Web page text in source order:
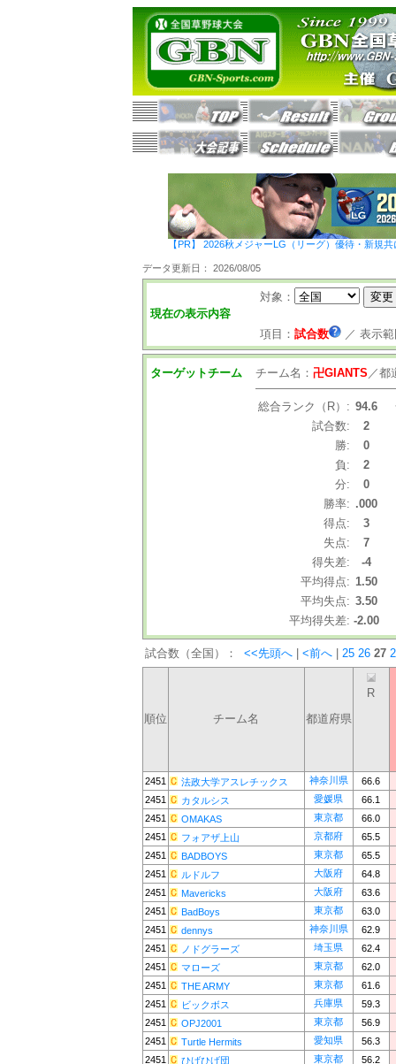
【PR】 2026秋メジャーLG（リーグ）優待・新規
データ更新日： 2026/08/05
現在の表示内容
対象：
項目： 試合数 ／ 表示
ターゲットチーム チーム名： 卍GIANTS ／都
総合ランク（R）: 94.6
試合数:
2
勝:
0
負:
2
分:
0
勝率: .000
得点:
3
失点:
7
得失差:
-4
平均得点: 1.50
平均失点: 3.50
平均得失差: -2.00
試合数（全国）： <<先頭へ <前へ 25 26 27
順位 チーム名 都道府県
R
2451 法政大学アスレチックス 神奈川県
66.6
2451
カタルシス 愛媛県
66.1
2451
OMAKAS 東京都
66.0
2451
フォアザ上山 京都府
65.5
2451
BADBOYS 東京都
65.5
2451
ルドルフ 大阪府
64.8
2451
Mavericks 大阪府
63.6
2451
BadBoys 東京都
63.0
2451
dennys 神奈川県
62.9
2451
ノドグラーズ 埼玉県
62.4
2451
マローズ 東京都
62.0
2451
THE ARMY 東京都
61.6
2451
ビックボス 兵庫県
59.3
2451
OPJ2001 東京都
56.9
2451
Turtle Hermits 愛知県
56.3
2451
ひげひげ団 東京都
56.2